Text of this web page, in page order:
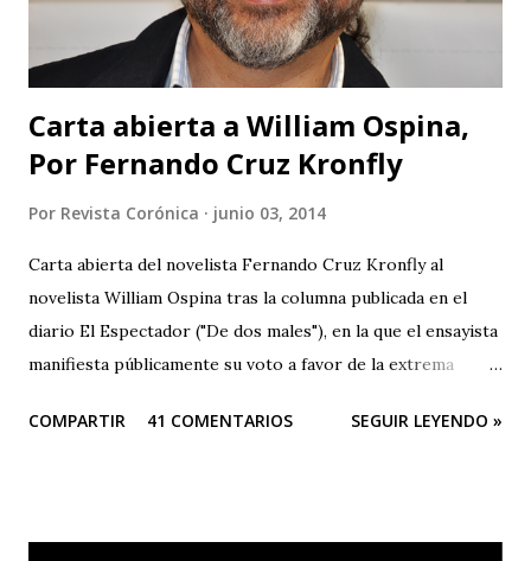
Carta abierta a William Ospina,
Por Fernando Cruz Kronfly
Por Revista Corónica junio 03, 2014
Carta abierta del novelista Fernando Cruz Kronfly al
novelista William Ospina tras la columna publicada en el
diario El Espectador ("De dos males"), en la que el ensayista
manifiesta públicamente su voto a favor de la extrema
de Colombia. Aquí la columna de Ospina . Revista Corónica
COMPARTIR 41 COMENTARIOS SEGUIR LEYENDO »